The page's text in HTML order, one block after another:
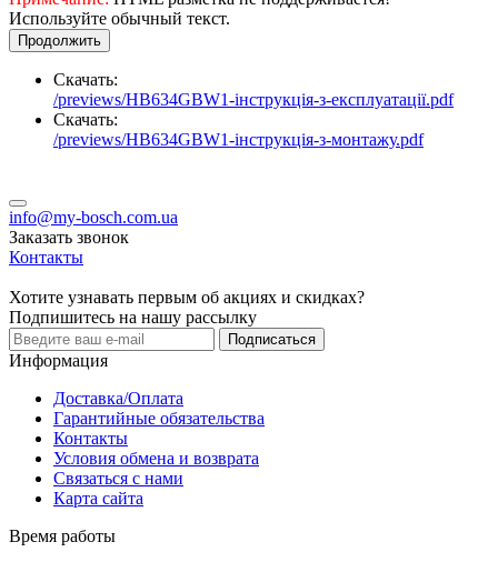
Используйте обычный текст.
Продолжить
Скачать:
/previews/HB634GBW1-інструкція-з-експлуатації.pdf
Скачать:
/previews/HB634GBW1-інструкція-з-монтажу.pdf
info@my-bosch.com.ua
Заказать звонок
Контакты
Хотите узнавать первым об акциях и скидках?
Подпишитесь на нашу рассылку
Подписаться
Информация
Доставка/Оплата
Гарантийные обязательства
Контакты
Условия обмена и возврата
Связаться с нами
Карта сайта
Время работы